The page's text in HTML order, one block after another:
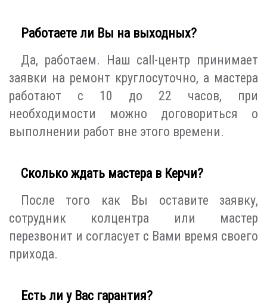
Работаете ли Вы на выходных?
Да, работаем. Наш call-центр принимает
заявки на ремонт круглосуточно, а мастера
работают с 10 до 22 часов, при
необходимости можно договориться о
выполнении работ вне этого времени.
Сколько ждать мастера в Керчи?
После того как Вы оставите заявку,
сотрудник колцентра или мастер
перезвонит и согласует с Вами время своего
прихода.
Есть ли у Вас гарантия?